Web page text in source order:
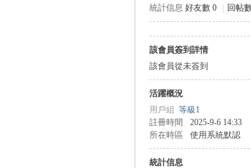
統計信息 好友數 0 回帖
該會員簽到詳情
該會員從未簽到
活躍概況
用戶組 等級1
註冊時間
2025-9-6 14:33
所在時區
使用系統默認
統計信息